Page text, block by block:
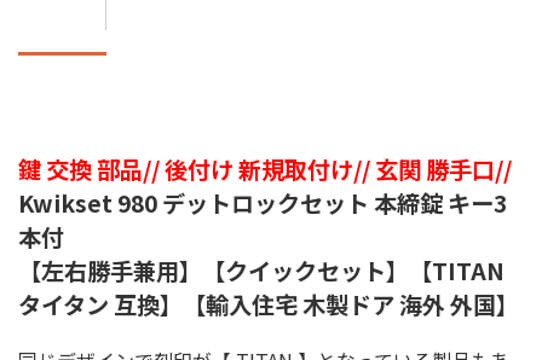
鍵 交換 部品// 後付け 新規取付け// 玄関 勝手口//
Kwikset 980 デットロックセット 本締錠 キー3
本付
【左右勝手兼用】【クイックセット】【TITAN
タイタン 互換】【輸入住宅 木製ドア 海外 外国】